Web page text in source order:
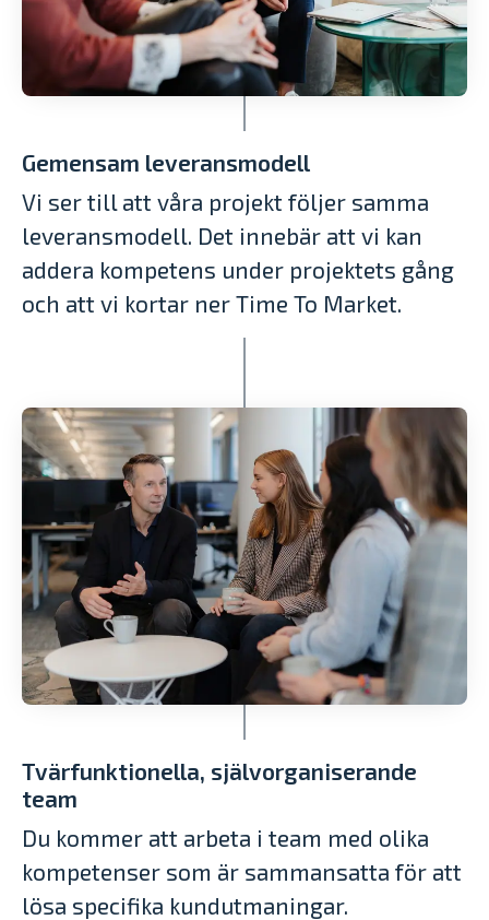
Gemensam leveransmodell
Vi ser till att våra projekt följer samma
leveransmodell. Det innebär att vi kan
addera kompetens under projektets gång
och att vi kortar ner Time To Market.
Tvärfunktionella, självorganiserande
team
Du kommer att arbeta i team med olika
kompetenser som är sammansatta för att
lösa specifika kundutmaningar.